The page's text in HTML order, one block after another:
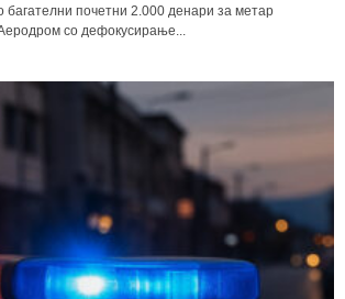
багателни почетни 2.000 денари за метар
со дефокусирање...